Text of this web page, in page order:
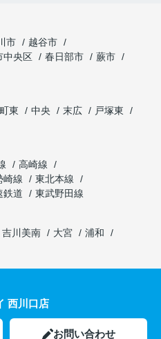
市
越谷市
中央区 春日部市
蕨市
東 中央 末広
戸塚東
高崎線
崎線
東北本線
鉄道
東武野田線
吉川美南 大宮
浦和
西川口店
お問い合わせ